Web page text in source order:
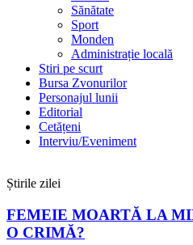
Sănătate
Sport
Monden
Administrație locală
Stiri pe scurt
Bursa Zvonurilor
Personajul lunii
Editorial
Cetățeni
Interviu/Eveniment
Știrile zilei
FEMEIE MOARTĂ LA
O CRIMĂ?